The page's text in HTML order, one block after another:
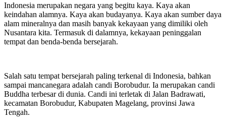
Indonesia merupakan negara yang begitu kaya. Kaya akan
keindahan alamnya. Kaya akan budayanya. Kaya akan sumber daya
alam mineralnya dan masih banyak kekayaan yang dimiliki oleh
Nusantara kita. Termasuk di dalamnya, kekayaan peninggalan
tempat dan benda-benda bersejarah.
Salah satu tempat bersejarah paling terkenal di Indonesia, bahkan
sampai mancanegara adalah candi Borobudur. Ia merupakan candi
Buddha terbesar di dunia. Candi ini terletak di Jalan Badrawati,
kecamatan Borobudur, Kabupaten Magelang, provinsi Jawa
Tengah.